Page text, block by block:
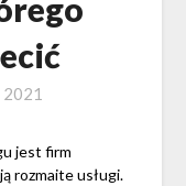
2021
jest firm
rozmaite usługi.